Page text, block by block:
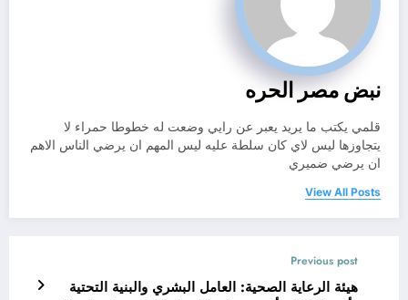
نبض مصر الحره
قلمي يكتب ما يريد يعبر عن رايي وضعت له خطوطا حمراء لا
يتجاوزها ليس لاي كان سلطة عليه ليس المهم ان يرضي الناس الاهم
ان يرضي ضميري
View All Posts
Previous post
هيئة الرعاية الصحية: العامل البشري والبنية التحتية